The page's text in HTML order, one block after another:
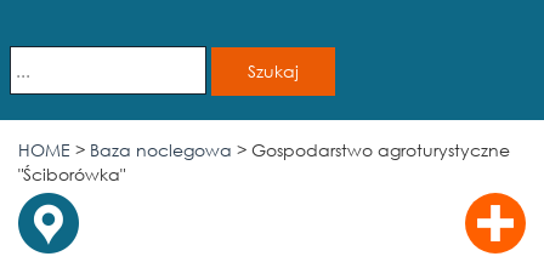
HOME > Baza noclegowa > Gospodarstwo agroturystyczne
"Ściborówka"